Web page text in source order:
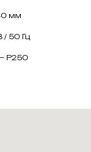
мм
/ 50 Гц
Р250